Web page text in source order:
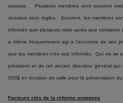
opaque. Plusieurs membres sont souvent
dossiers sont réglés. Souvent, les membres
informés que plusieurs mois après que
a même fréquemment agi à l’encontre de ses
que les membres n’en soit informés. Qui ne se
président et de cet ancien directeur général
000$ en location de salle pour la présentation du
Facteurs clés de la réforme proposée